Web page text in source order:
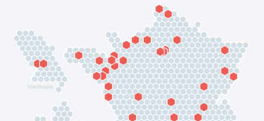
PETZL DISTRIBUTION
Voir toutes nos marques